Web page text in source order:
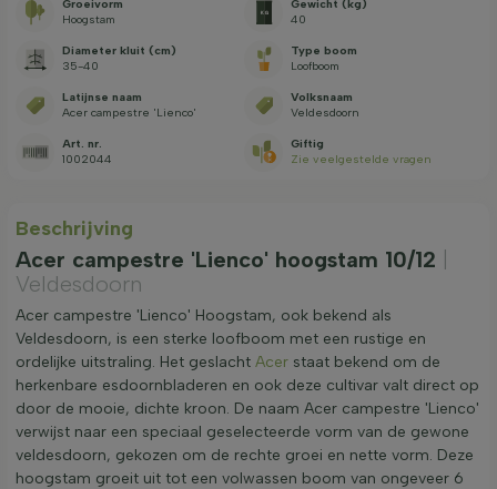
Groeivorm
Hoogstam
Gewicht (kg)
40
Diameter kluit (cm)
35-40
Type boom
Loofboom
Latijnse naam
Acer campestre 'Lienco'
Volksnaam
Veldesdoorn
Art. nr.
1002044
Giftig
Zie veelgestelde vragen
Beschrijving
Acer campestre 'Lienco' hoogstam 10/12
Veldesdoorn
Acer campestre 'Lienco' Hoogstam, ook bekend als
Veldesdoorn, is een sterke loofboom met een rustige en
ordelijke uitstraling. Het geslacht Acer staat bekend om de
herkenbare esdoornbladeren en ook deze cultivar valt direct op
door de mooie, dichte kroon. De naam Acer campestre 'Lienco'
verwijst naar een speciaal geselecteerde vorm van de gewone
veldesdoorn, gekozen om de rechte groei en nette vorm. Deze
hoogstam groeit uit tot een volwassen boom van ongeveer 6